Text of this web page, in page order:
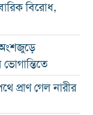
বিরোধ,
অংশজুড়ে
প্রাণ গেল নারীর